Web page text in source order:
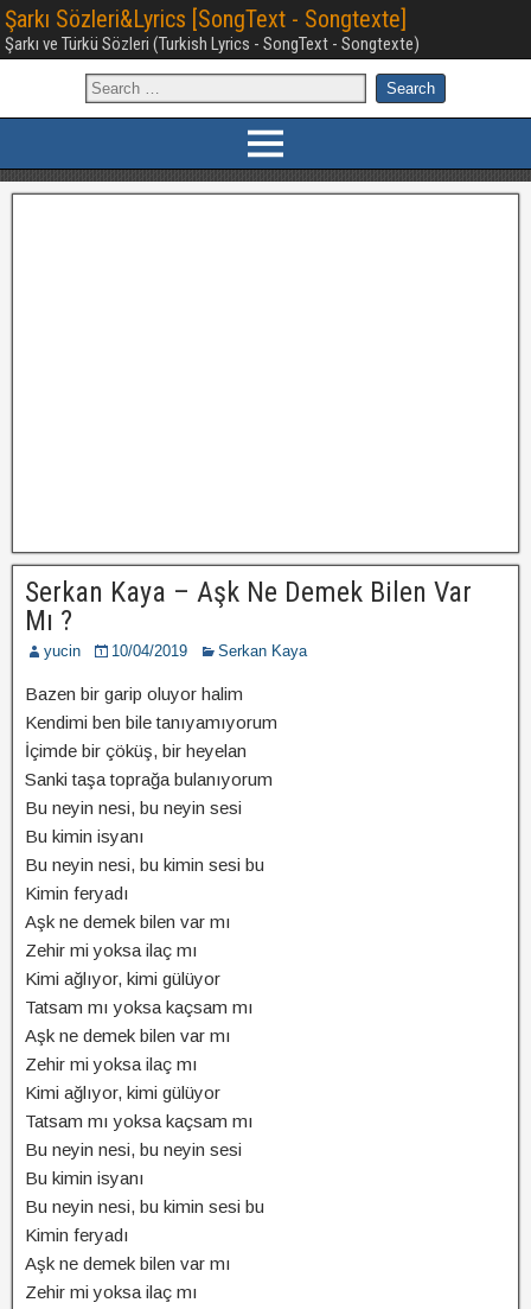
Şarkı Sözleri&Lyrics [SongText - Songtexte]
Şarkı ve Türkü Sözleri (Turkish Lyrics - SongText - Songtexte)
Serkan Kaya – Aşk Ne Demek Bilen Var
Mı ?
yucin 10/04/2019 Serkan Kaya
Bazen bir garip oluyor halim
Kendimi ben bile tanıyamıyorum
İçimde bir çöküş, bir heyelan
Sanki taşa toprağa bulanıyorum
Bu neyin nesi, bu neyin sesi
Bu kimin isyanı
Bu neyin nesi, bu kimin sesi bu
Kimin feryadı
Aşk ne demek bilen var mı
Zehir mi yoksa ilaç mı
Kimi ağlıyor, kimi gülüyor
Tatsam mı yoksa kaçsam mı
Aşk ne demek bilen var mı
Zehir mi yoksa ilaç mı
Kimi ağlıyor, kimi gülüyor
Tatsam mı yoksa kaçsam mı
Bu neyin nesi, bu neyin sesi
Bu kimin isyanı
Bu neyin nesi, bu kimin sesi bu
Kimin feryadı
Aşk ne demek bilen var mı
Zehir mi yoksa ilaç mı